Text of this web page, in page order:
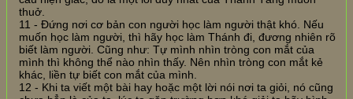
thuở.
11 - Đứng nơi cơ bản con người học làm người thật khó. Nếu
muốn học làm người, thì hãy học làm Thánh đi, đương nhiên rõ
biết làm người. Cũng như: Tự mình nhìn tròng con mắt của
mình thì không thể nào nhìn thấy. Nên nhìn tròng con mắt kẻ
khác, liền tự biết con mắt của mình.
12 - Khi ta viết một bài hay hoặc một lời nói nơi ta giỏi, nó cũng